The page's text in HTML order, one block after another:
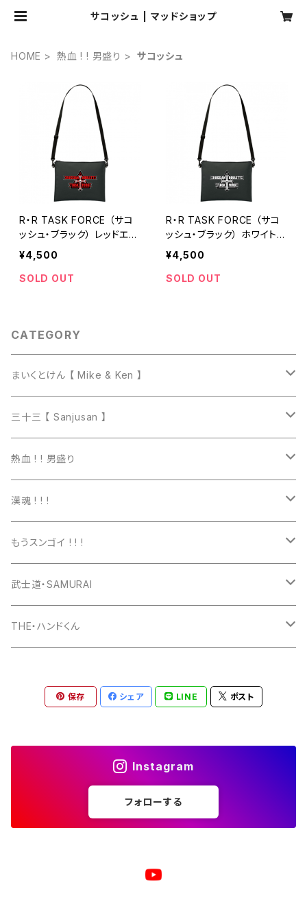
サコッシュ | マッドショップ
HOME 熱血 ! ! 男盛り サコッシュ
R・R TASK FORCE （サコ
ッシュ・ブラック） レッドエン
ブレム
¥4,500
SOLD OUT
R・R TASK FORCE （サコ
ッシュ・ブラック） ホワイトエ
ンブレム
¥4,500
SOLD OUT
CATEGORY
まいくとけん 【 Mike & Ken 】
マグカップ
トートバッグ
三十三 【 Sanjusan 】
Tシャツ
長袖Ｔシャツ
パーカー
ワッペン
マグカップ
マウスパッド
サコッシュ
熱血 ! ! 男盛り
Tシャツ
長袖Tシャツ
スウェット
パーカー
スマホケース
キャップ
漢魂 ! ! !
Tシャツ
パーカー
スマホケース
モバイルバッテリー
もうスンゴイ ! ! !
Tシャツ
長袖Ｔシャツ
マグカップ
ポーチ
武士道・SAMURAI
Tシャツ
スマホケース
パズル
THE・ハンドくん
キーホルダー
マグカップ
保存 シェア LINE ポスト
Instagram
フォローする